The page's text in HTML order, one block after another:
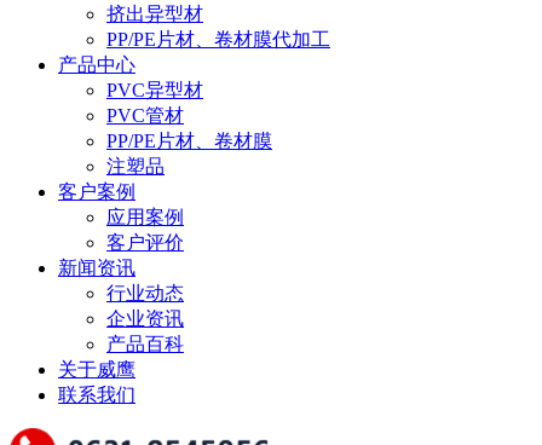
挤出异型材
PP/PE片材、卷材膜代加工
产品中心
PVC异型材
PVC管材
PP/PE片材、卷材膜
注塑品
客户案例
应用案例
客户评价
新闻资讯
行业动态
企业资讯
产品百科
关于威鹰
联系我们